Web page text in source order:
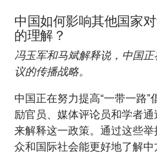
中国如何影响其他国家
的理解？
冯玉军和马斌解释说，中国正
议的传播战略。
中国正在努力提高“一带一路
励官员、媒体评论员和学者
来解释这一政策。通过这些
众和国际社会能更好地了解中